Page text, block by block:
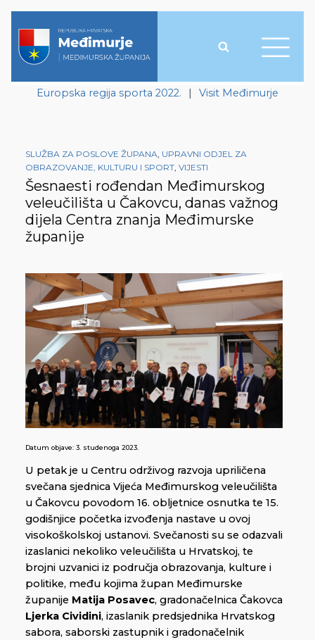
Europska regija sporta 2022. | Visit Međimurje
SLUŽBA ZA POSLOVE ŽUPANA, UPRAVNI ODJEL ZA
OBRAZOVANJE, KULTURU I SPORT, VIJESTI
Šesnaesti rođendan Međimurskog
veleučilišta u Čakovcu, danas važnog
dijela Centra znanja Međimurske
županije
Datum objave: 3. studenoga 2023.
U petak je u Centru održivog razvoja upriličena
svečana sjednica Vijeća Međimurskog veleučilišta
u Čakovcu povodom 16. obljetnice osnutka te 15.
godišnjice početka izvođenja nastave u ovoj
visokoškolskoj ustanovi. Svečanosti su se odazvali
izaslanici nekoliko veleučilišta u Hrvatskoj, te
brojni uzvanici iz područja obrazovanja, kulture i
politike, među kojima župan Međimurske
županije Matija Posavec, gradonačelnica Čakovca
Ljerka Cividini, izaslanik predsjednika Hrvatskog
sabora, saborski zastupnik i gradonačelnik